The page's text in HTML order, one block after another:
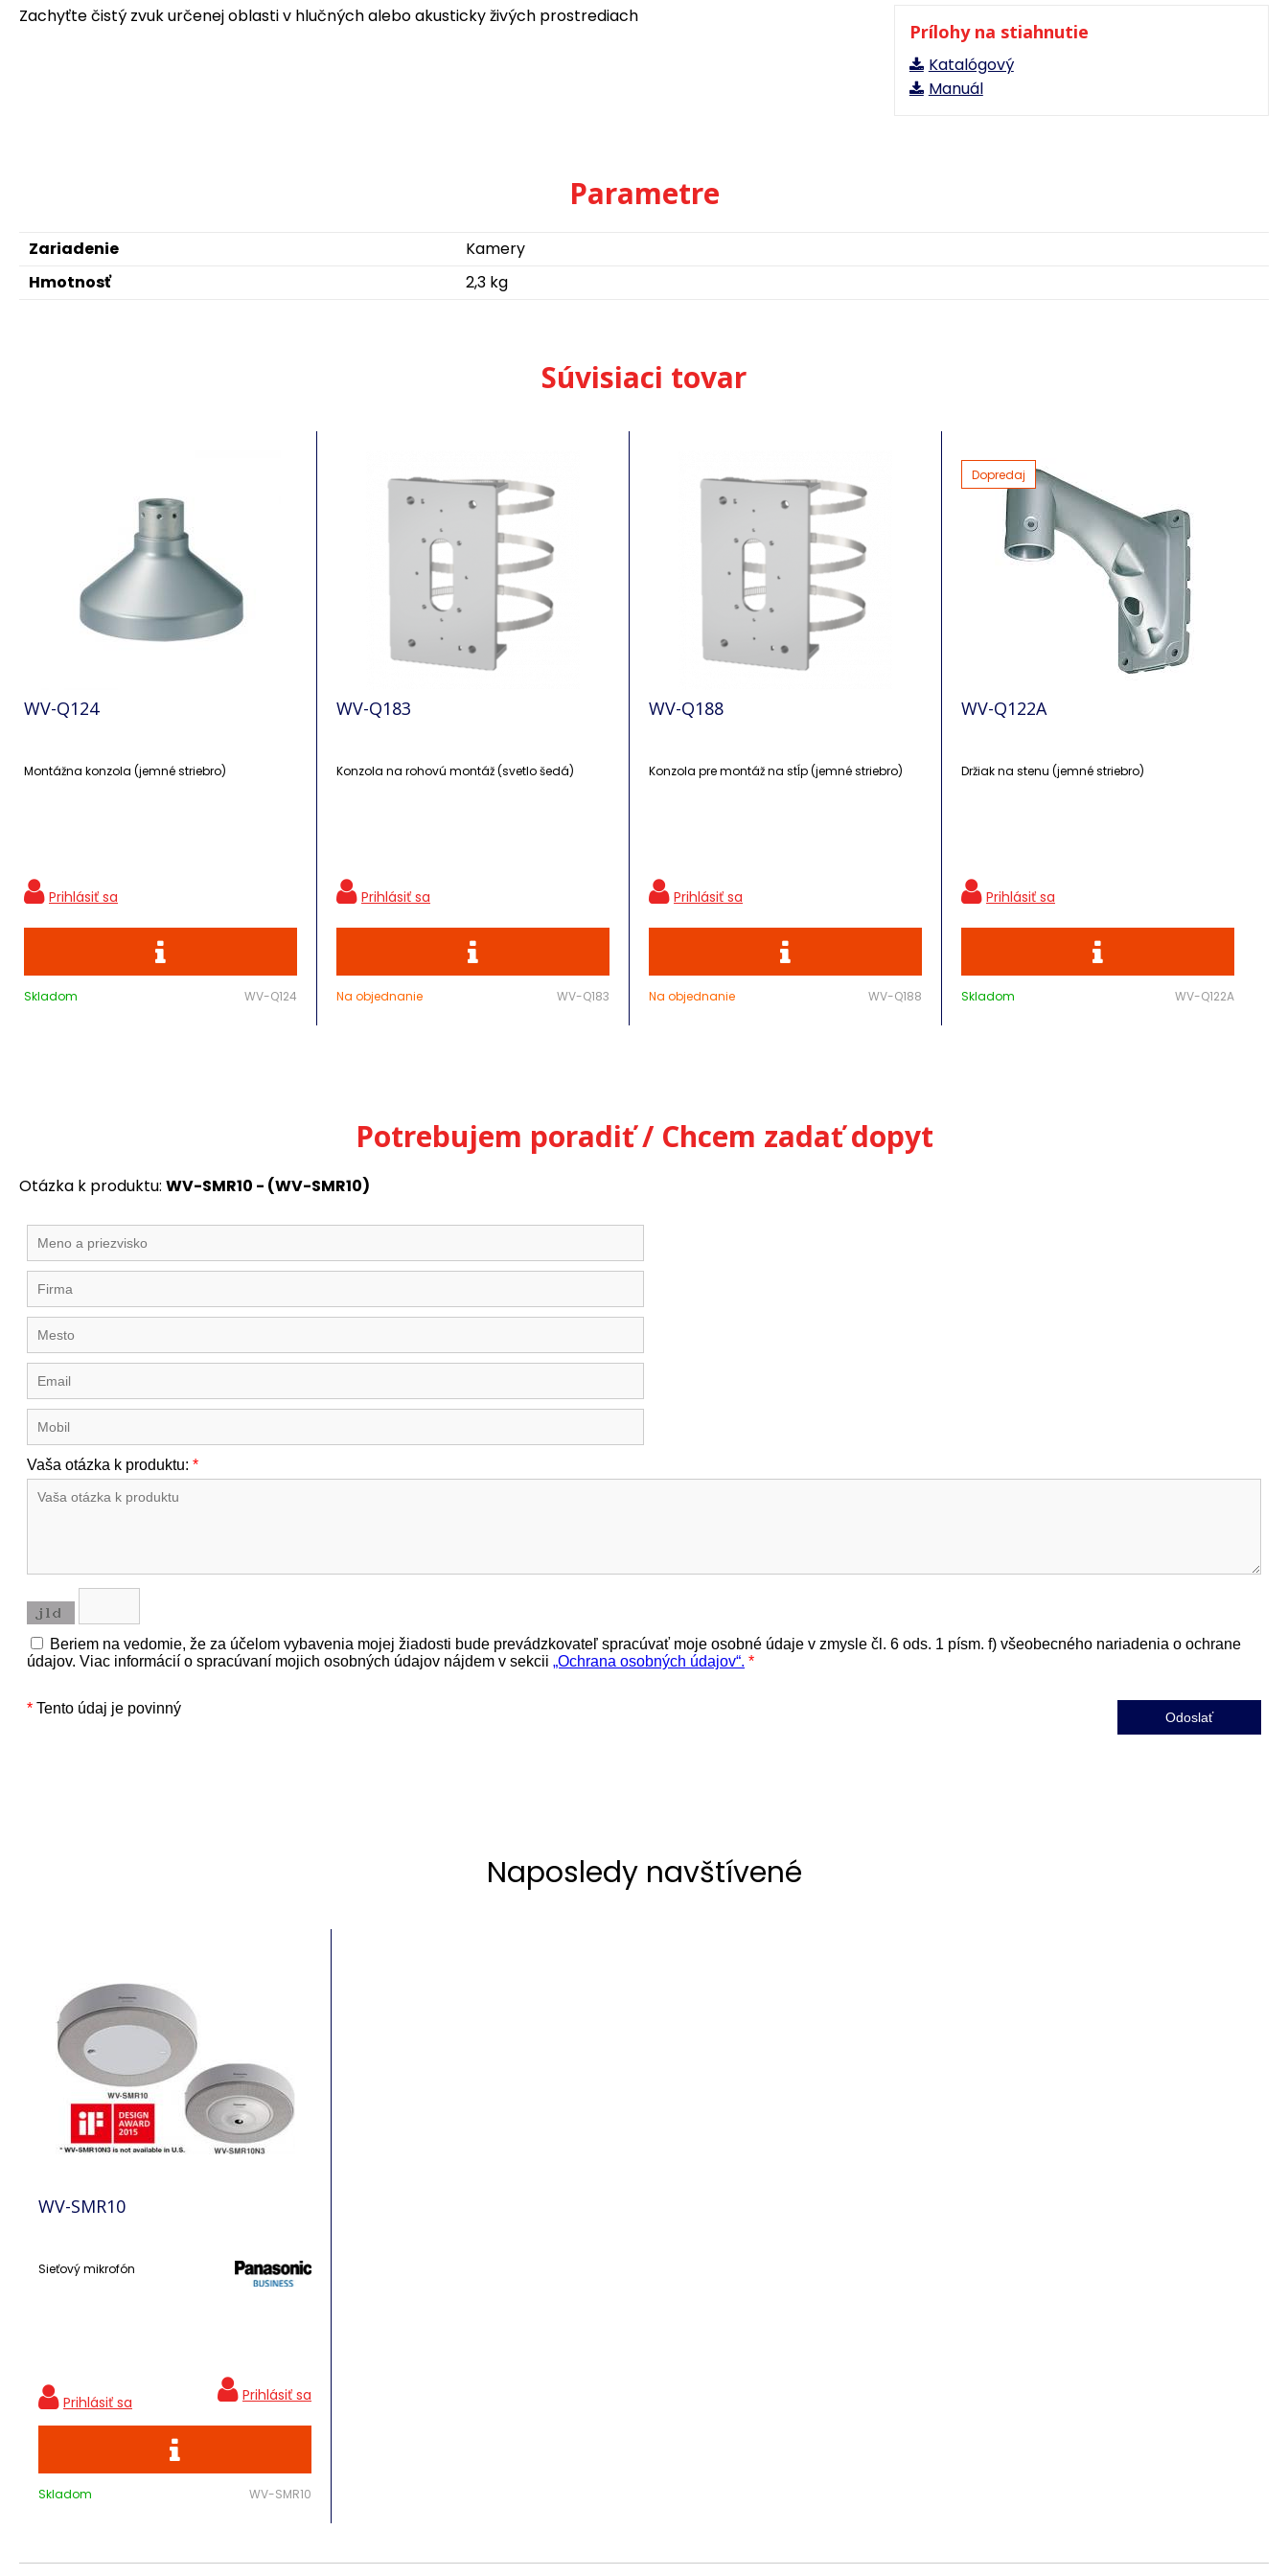
Prílohy na stiahnutie
Katalógový
Manuál
Zachyťte čistý zvuk určenej oblasti v hlučných alebo akusticky živých prostrediach
Parametre
Zariadenie
Kamery
Hmotnosť
2,3 kg
Súvisiaci tovar
WV-Q124
Montážna konzola (jemné striebro)
Skladom WV-Q124
WV-Q183
Konzola na rohovú montáž (svetlo šedá)
Na objednanie WV-Q183
WV-Q188
Konzola pre montáž na stĺp (jemné striebro)
Na objednanie WV-Q188
WV-Q122A
Dopredaj
Držiak na stenu (jemné striebro)
Skladom WV-Q122A
Potrebujem poradiť / Chcem zadať dopyt
Otázka k produktu: WV-SMR10 - (WV-SMR10)
Naposledy navštívené
WV-SMR10
Sieťový mikrofón
Skladom WV-SMR10